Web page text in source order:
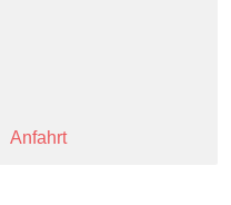
Anfahrt